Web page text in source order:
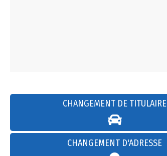
CHANGEMENT DE TITULAIRE
CHANGEMENT D'ADRESSE